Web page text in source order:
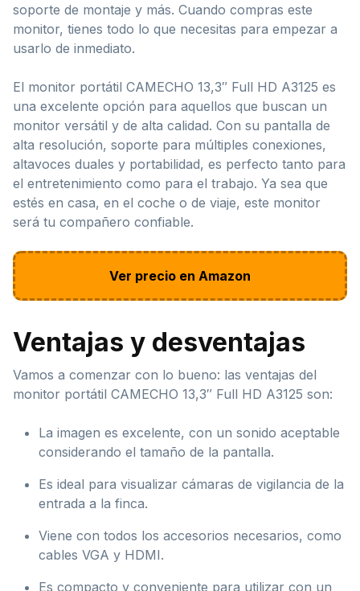
soporte de montaje y más. Cuando compras este
monitor, tienes todo lo que necesitas para empezar a
usarlo de inmediato.
El monitor portátil CAMECHO 13,3″ Full HD A3125 es
una excelente opción para aquellos que buscan un
monitor versátil y de alta calidad. Con su pantalla de
alta resolución, soporte para múltiples conexiones,
altavoces duales y portabilidad, es perfecto tanto para
el entretenimiento como para el trabajo. Ya sea que
estés en casa, en el coche o de viaje, este monitor
será tu compañero confiable.
Ver precio en Amazon
Ventajas y desventajas
Vamos a comenzar con lo bueno: las ventajas del
monitor portátil CAMECHO 13,3″ Full HD A3125 son:
La imagen es excelente, con un sonido aceptable
considerando el tamaño de la pantalla.
Es ideal para visualizar cámaras de vigilancia de la
entrada a la finca.
Viene con todos los accesorios necesarios, como
cables VGA y HDMI.
Es compacto y conveniente para utilizar con un